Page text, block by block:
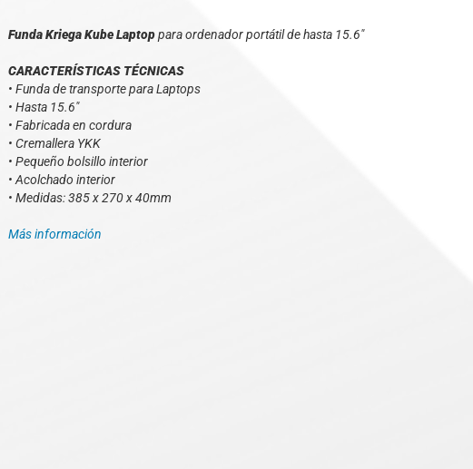
Funda Kriega Kube Laptoppara ordenador portátil de hasta 15.6"
CARACTERÍSTICAS TÉCNICAS
• Funda de transporte para Laptops
• Hasta 15.6"
• Fabricada en cordura
• Cremallera YKK
• Pequeño bolsillo interior
• Acolchado interior
• Medidas: 385 x 270 x 40mm
Más información